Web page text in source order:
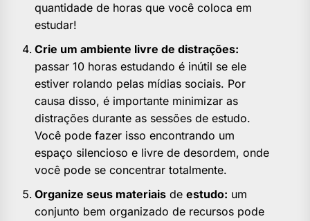
quantidade de horas que você coloca em
estudar!
Crie um ambiente livre de distrações:
passar 10 horas estudando é inútil se ele
estiver rolando pelas mídias sociais. Por
causa disso, é importante minimizar as
distrações durante as sessões de estudo.
Você pode fazer isso encontrando um
espaço silencioso e livre de desordem, onde
você pode se concentrar totalmente.
Organize seus materiais de estudo: um
conjunto bem organizado de recursos pode